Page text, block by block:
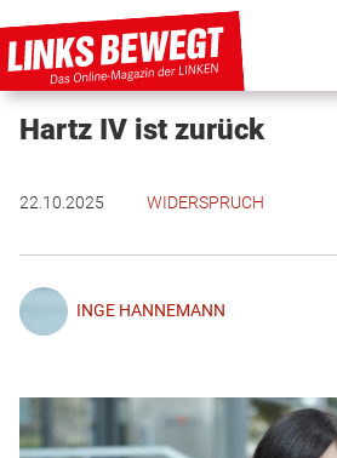
PARTEI IN BEWEGUNG
PROGRAMMDEBATTE
KUNSTSTOFF
INTERNATIONAL
Hartz IV ist zurück
22.10.2025 WIDERSPRUCH
INGE HANNEMANN